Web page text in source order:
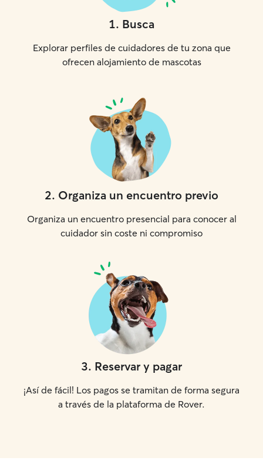
1. Busca
Explorar perfiles de cuidadores de tu zona que
ofrecen alojamiento de mascotas
2. Organiza un encuentro previo
Organiza un encuentro presencial para conocer al
cuidador sin coste ni compromiso
3. Reservar y pagar
¡Así de fácil! Los pagos se tramitan de forma segura
a través de la plataforma de Rover.